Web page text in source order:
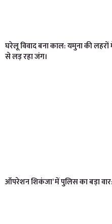
घरेलू विवाद बना काल: यमुना की
से लड़ रहा जंग।
ऑपरेशन शिकंजा’ में पुलिस का बड़ा